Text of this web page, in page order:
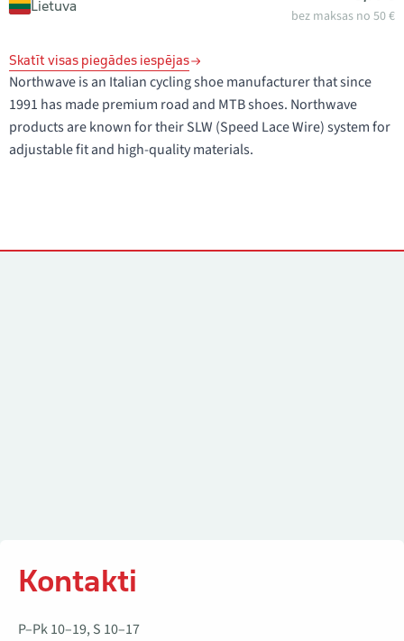
Lietuva
bez maksas no 50 €
Skatīt visas piegādes iespējas
Northwave is an Italian cycling shoe manufacturer that since
1991 has made premium road and MTB shoes. Northwave
products are known for their SLW (Speed Lace Wire) system for
adjustable fit and high-quality materials.
Kontakti
P–Pk 10–19, S 10–17